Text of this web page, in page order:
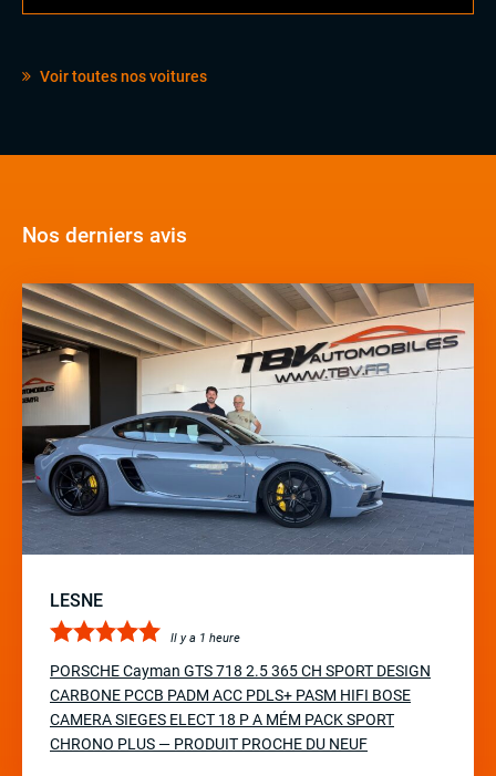
Voir toutes nos voitures
Nos derniers avis
LESNE
Il y a 1 heure
PORSCHE Cayman GTS 718 2.5 365 CH SPORT DESIGN
CARBONE PCCB PADM ACC PDLS+ PASM HIFI BOSE
CAMERA SIEGES ELECT 18 P A MÉM PACK SPORT
CHRONO PLUS — PRODUIT PROCHE DU NEUF